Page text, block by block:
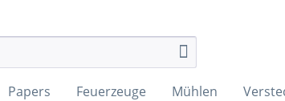
Papers Feuerzeuge Mühlen